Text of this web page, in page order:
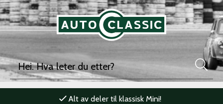
Alt av deler til klassisk Mini!